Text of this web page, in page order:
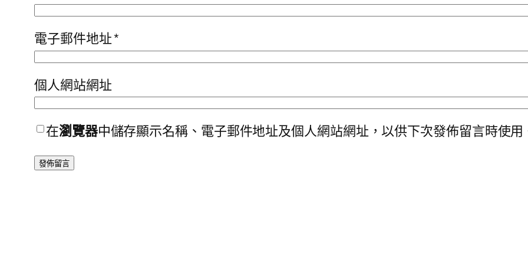
電子郵件地址*
個人網站網址
在瀏覽器中儲存顯示名稱、電子郵件地址及個人網站網址，以供下次發佈留言時使用